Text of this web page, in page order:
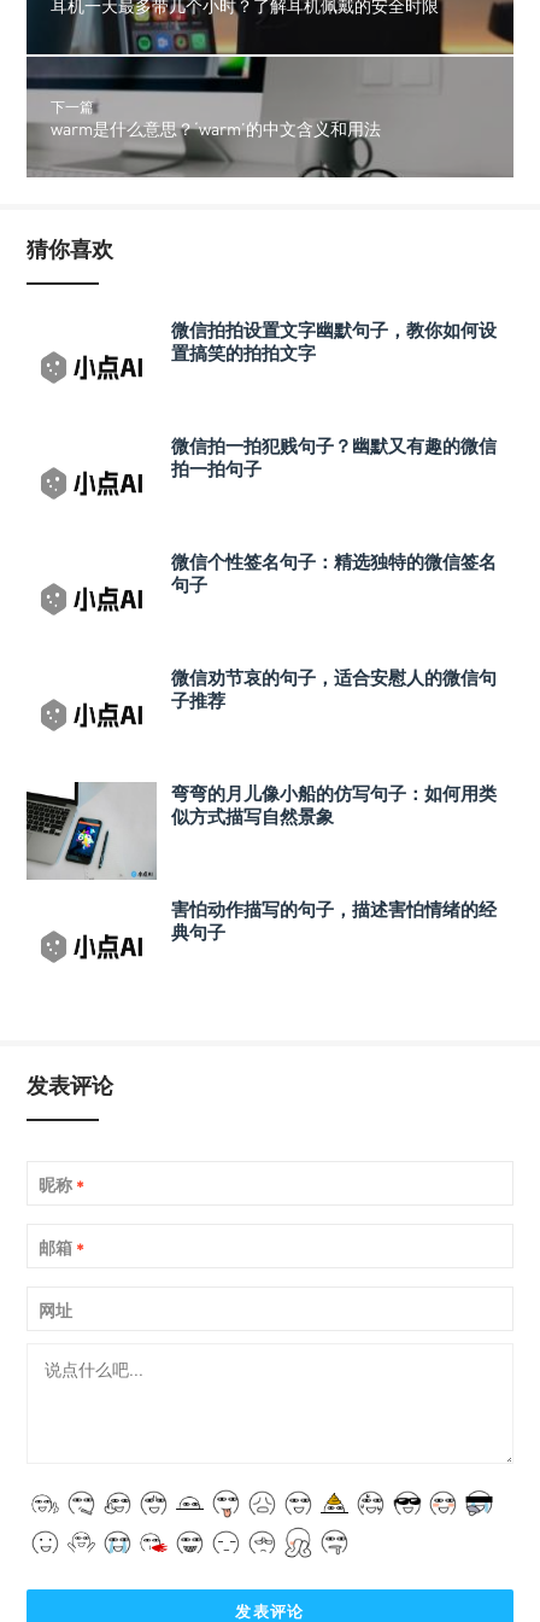
耳机一天最多带几个小时？了解耳机佩戴的安全时限
下一篇
warm是什么意思？‘warm’的中文含义和用法
猜你喜欢
微信拍拍设置文字幽默句子，教你如何设
置搞笑的拍拍文字
微信拍一拍犯贱句子？幽默又有趣的微信
拍一拍句子
微信个性签名句子：精选独特的微信签名
句子
微信劝节哀的句子，适合安慰人的微信句
子推荐
弯弯的月儿像小船的仿写句子：如何用类
似方式描写自然景象
害怕动作描写的句子，描述害怕情绪的经
典句子
发表评论
昵称 *
邮箱 *
网址